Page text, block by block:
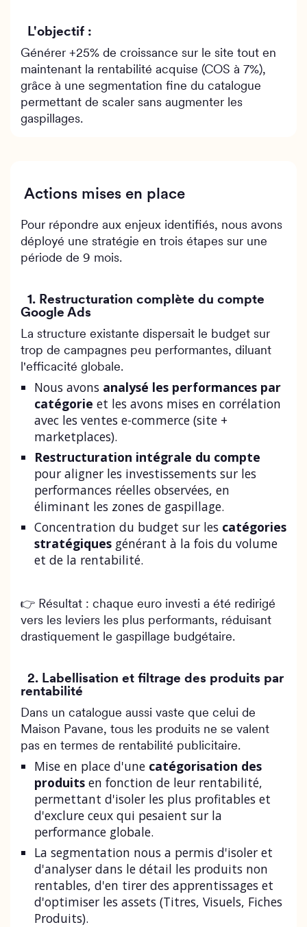
L'objectif :
Générer +25% de croissance sur le site tout en
maintenant la rentabilité acquise (COS à 7%),
grâce à une segmentation fine du catalogue
permettant de scaler sans augmenter les
gaspillages.
Actions mises en place
Pour répondre aux enjeux identifiés, nous avons
déployé une stratégie en trois étapes sur une
période de 9 mois.
1. Restructuration complète du compte
Google Ads
La structure existante dispersait le budget sur
trop de campagnes peu performantes, diluant
l'efficacité globale.
Nous avons analysé les performances par
catégorie et les avons mises en corrélation
avec les ventes e-commerce (site +
marketplaces).
Restructuration intégrale du compte
pour aligner les investissements sur les
performances réelles observées, en
éliminant les zones de gaspillage.
Concentration du budget sur les catégories
stratégiques générant à la fois du volume
et de la rentabilité.
👉 Résultat : chaque euro investi a été redirigé
vers les leviers les plus performants, réduisant
drastiquement le gaspillage budgétaire.
2. Labellisation et filtrage des produits par
rentabilité
Dans un catalogue aussi vaste que celui de
Maison Pavane, tous les produits ne se valent
pas en termes de rentabilité publicitaire.
Mise en place d'une catégorisation des
produits en fonction de leur rentabilité,
permettant d'isoler les plus profitables et
d'exclure ceux qui pesaient sur la
performance globale.
La segmentation nous a permis d'isoler et
d'analyser dans le détail les produits non
rentables, d'en tirer des apprentissages et
d'optimiser les assets (Titres, Visuels, Fiches
Produits).